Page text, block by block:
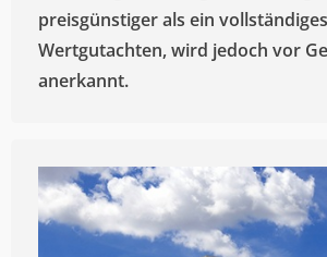
preisgünstiger als ein vollständiges
Wertgutachten, wird jedoch vor
anerkannt.